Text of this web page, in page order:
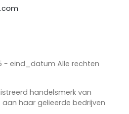
- eind_datum Alle rechten
handelsmerk van
haar gelieerde bedrijven